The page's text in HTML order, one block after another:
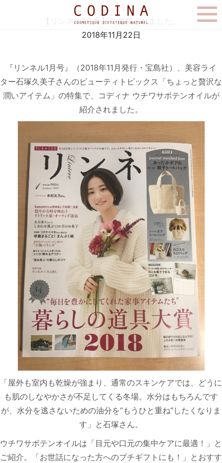
メディア掲載
【リンネル1月号】に掲載されました。
2018年11月22日
『リンネル1月号』（2018年11月発行・宝島社）、美容ライ
ター石塚久美子さんのビューティトピックス「ちょっと贅沢な
潤いアイテム」の特集で、コディナ ウチワサボテンオイルが
紹介されました。
「屋外も室内も乾燥が強まり、通常のスキンケアでは、どうに
も肌のしなやかさが不足してくる冬場。水分はもちろんです
が、水分を逃さないための油分を“もうひと重ね”したくなりま
す」と石塚さん。
ウチワサボテンオイルは「目元や口元の集中ケアに最適！」と
ご紹介。「お世話になった方へのプチギフトにも！」とおすす